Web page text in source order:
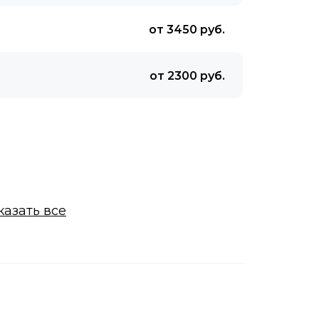
от 3450 руб.
от 2300 руб.
все